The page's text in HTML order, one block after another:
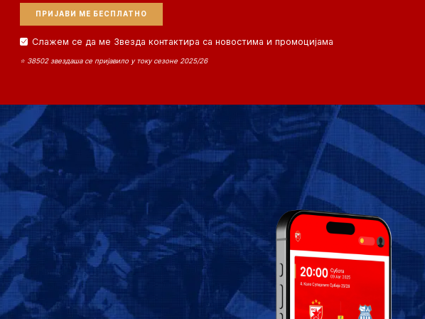
Слажем се да ме Звезда контактира са новостима и промоцијама
⭐ 38502 звездаша се пријавило у току сезоне 2025/26